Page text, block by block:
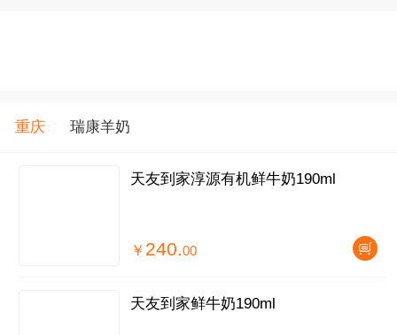
重庆 瑞康羊奶
天友到家淳源有机鲜牛奶190ml
￥ 240.00
天友到家鲜牛奶190ml